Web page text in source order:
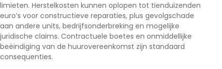
limieten. Herstelkosten kunnen oplopen tot tienduizenden
euro’s voor constructieve reparaties, plus gevolgschade
aan andere units, bedrijfsonderbreking en mogelijke
juridische claims. Contractuele boetes en onmiddellijke
beëindiging van de huurovereenkomst zijn standaard
consequenties.